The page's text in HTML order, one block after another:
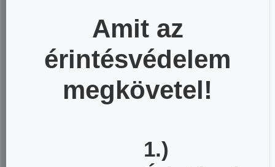
Amit az
érintésvédelem
megkövetel!
1.)